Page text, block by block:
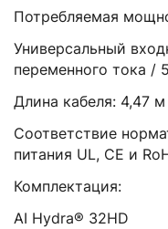
Потребляемая
Универсальный
переменного тока /
Длина кабеля: 4,47 м
Соответствие
питания UL, CE и
Комплектация:
AI Hydra® 32HD